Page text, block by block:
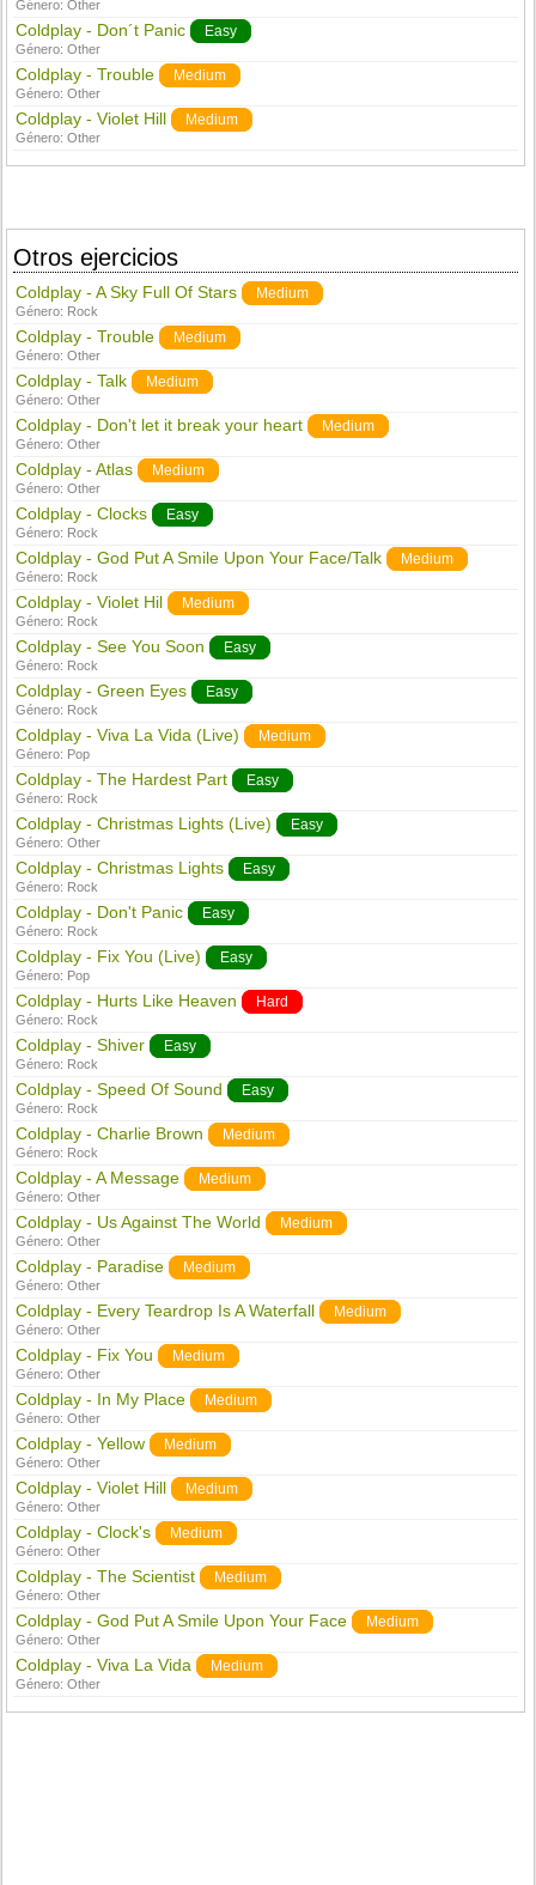
Género:Other
Coldplay - Don´t Panic Easy
Género:Other
Coldplay - Trouble Medium
Género:Other
Coldplay - Violet Hill Medium
Género:Other
Otros ejercicios
Coldplay - A Sky Full Of Stars Medium
Género: Rock
Coldplay - Trouble Medium
Género:Other
Coldplay - Talk Medium
Género:Other
Coldplay - Don't let it break your heart Medium
Género:Other
Coldplay - Atlas Medium
Género:Other
Coldplay - Clocks Easy
Género: Rock
Coldplay - God Put A Smile Upon Your Face/Talk Medium
Género: Rock
Coldplay - Violet Hil Medium
Género: Rock
Coldplay - See You Soon Easy
Género: Rock
Coldplay - Green Eyes Easy
Género: Rock
Coldplay - Viva La Vida (Live) Medium
Género: Pop
Coldplay - The Hardest Part Easy
Género: Rock
Coldplay - Christmas Lights (Live) Easy
Género:Other
Coldplay - Christmas Lights Easy
Género: Rock
Coldplay - Don't Panic Easy
Género: Rock
Coldplay - Fix You (Live) Easy
Género: Pop
Coldplay - Hurts Like Heaven Hard
Género: Rock
Coldplay - Shiver Easy
Género: Rock
Coldplay - Speed Of Sound Easy
Género: Rock
Coldplay - Charlie Brown Medium
Género: Rock
Coldplay - A Message Medium
Género:Other
Coldplay - Us Against The World Medium
Género:Other
Coldplay - Paradise Medium
Género:Other
Coldplay - Every Teardrop Is A Waterfall Medium
Género:Other
Coldplay - Fix You Medium
Género:Other
Coldplay - In My Place Medium
Género:Other
Coldplay - Yellow Medium
Género:Other
Coldplay - Violet Hill Medium
Género:Other
Coldplay - Clock's Medium
Género:Other
Coldplay - The Scientist Medium
Género:Other
Coldplay - God Put A Smile Upon Your Face Medium
Género:Other
Coldplay - Viva La Vida Medium
Género:Other